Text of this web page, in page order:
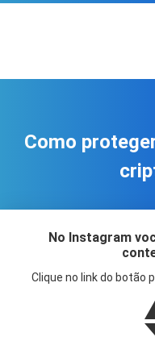
Como
No Instagram
Clique no link do botão